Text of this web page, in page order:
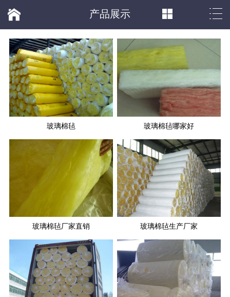
产品展示
玻璃棉毡 玻璃棉毡哪家好
玻璃棉毡厂家直销 玻璃棉毡生产厂家